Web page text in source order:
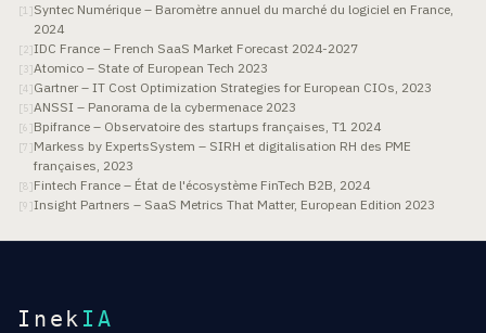
[1 ]Syntec Numérique – Baromètre annuel du marché du logiciel en France,
2024
[2]IDC France – French SaaS Market Forecast 2024-2027
[ 3]Atomico – State of European Tech 2023
[4 ]Gartner – IT Cost Optimization Strategies for European CIOs, 2023
[5]ANSSI – Panorama de la cybermenace 2023
[6 ]Bpifrance – Observatoire des startups françaises, T1 2024
[7 ]Markess by ExpertsSystem – SIRH et digitalisation RH des PME
françaises, 2023
[8]Fintech France – État de l'écosystème FinTech B2B, 2024
[9 ]Insight Partners – SaaS Metrics That Matter, European Edition 2023
Inek IA